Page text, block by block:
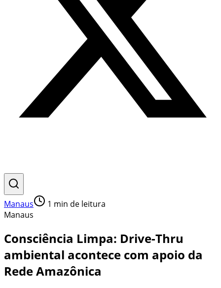
Manaus 1 min de leitura
Manaus
Consciência Limpa: Drive-Thru
ambiental acontece com apoio da
Rede Amazônica